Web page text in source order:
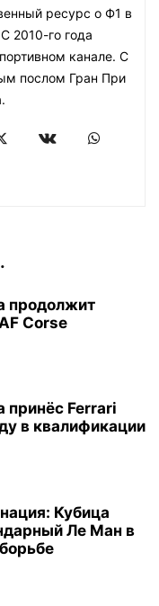
ресурс о Ф1 в
2010-го года
канале. С
послом Гран При
продолжит
Corse
принёс Ferrari
в квалификации
Кубица
Ле Ман в